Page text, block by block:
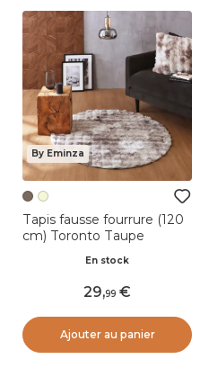
By Eminza
Tapis fausse fourrure (120
cm) Toronto Taupe
En stock
29,99
Ajouter au panier